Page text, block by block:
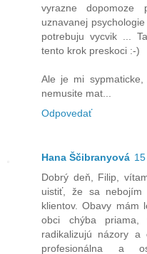
vyrazne dopomoze
uznavanej
potrebuju vycvik ...
tento krok preskoci :-)
Ale je mi
nemusite mat...
Odpovedať
Hana Ščibranyová
Dobrý deň, Filip,
uistiť, že sa
klientov. Obavy mám
obci chýba
radikalizujú názory a
profesionálna a